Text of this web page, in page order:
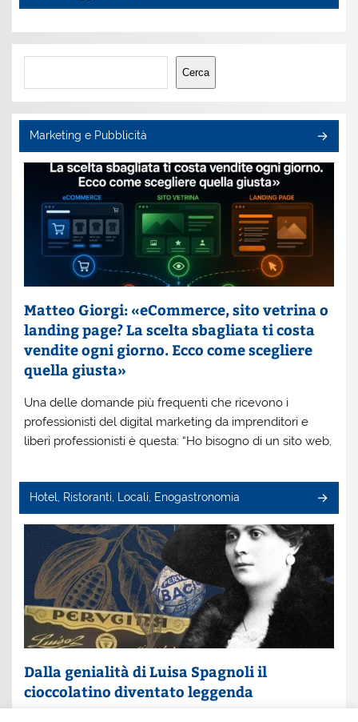
Cerca
Cerca
Marketing e Pubblicità
Matteo Giorgi: «eCommerce, sito vetrina o
landing page? La scelta sbagliata ti costa
vendite ogni giorno. Ecco come scegliere
quella giusta»
Una delle domande più frequenti che ricevono i
professionisti del digital marketing da imprenditori e
liberi professionisti è questa: “Ho bisogno di un sito web,
Hotel, Ristoranti, Locali, Enogastronomia
Dalla genialità di Luisa Spagnoli il
cioccolatino diventato leggenda